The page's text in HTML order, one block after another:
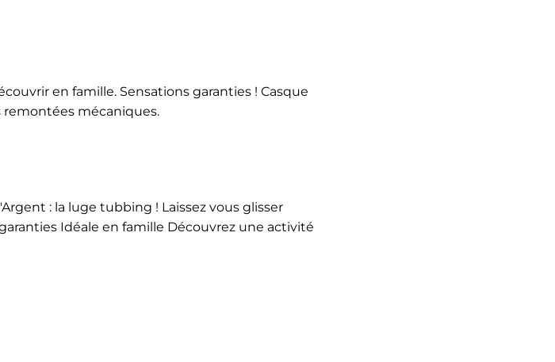
en famille. Sensations garanties ! Casque
remontées mécaniques.
: la luge tubbing ! Laissez vous glisser
Idéale en famille Découvrez une activité